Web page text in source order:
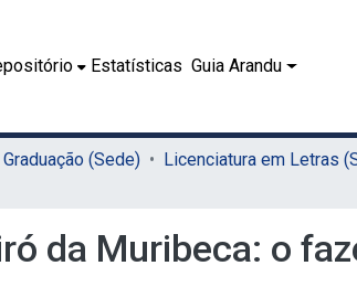
Estatísticas Guia Arandu
(Sede)
da Muribeca: o